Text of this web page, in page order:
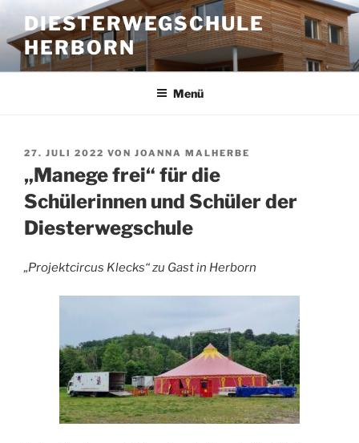
Inhalt
springen
DIESTERWEGSCHULE
HERBORN
Menü
VERÖFFENTLICHT
AM
27. JULI 2022 VON JOANNA MALHERBE
„Manege frei“ für die
Schülerinnen und Schüler der
Diesterwegschule
„Projektcircus Klecks“ zu Gast in Herborn